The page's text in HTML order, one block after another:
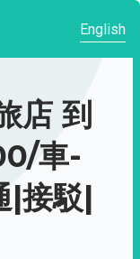
English
店 到
車-
|接駁|